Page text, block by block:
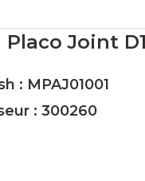
Joint
: MPAJ01001
: 300260